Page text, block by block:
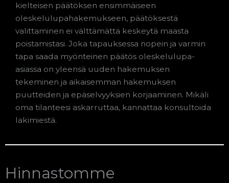
kielteisen päätöksen ensimmäiseen
oleskelulupahakemukseen, päätöksestä
valittaminen ei välttämättä keskeytä maasta
poistamistasi. Joka tapauksessa nopein ja varmin
tapa saada myönteinen päätös oleskelulupa-
asiassa on yleensä uuden hakemuksen
tekeminen ja aikaisemman hakemuksen
puutteiden ja epäselvyyksien korjaaminen. Mikäli
oma tilanteesi askarruttaa, kannattaa konsultoida
lakimiestä.
Hinnastomme